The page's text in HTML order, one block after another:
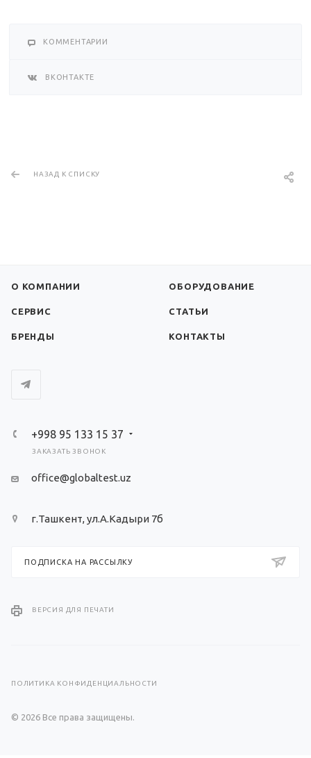
КОММЕНТАРИИ
ВКОНТАКТЕ
НАЗАД К СПИСКУ
О КОМПАНИИ ОБОРУДОВАНИЕ
СЕРВИС СТАТЬИ
БРЕНДЫ КОНТАКТЫ
+998 95 133 15 37
ЗАКАЗАТЬ ЗВОНОК
office@globaltest.uz
г.Ташкент, ул.А.Кадыри 7б
ПОДПИСКА НА РАССЫЛКУ
ВЕРСИЯ ДЛЯ ПЕЧАТИ
ПОЛИТИКА КОНФИДЕНЦИАЛЬНОСТИ
© 2026 Все права защищены.